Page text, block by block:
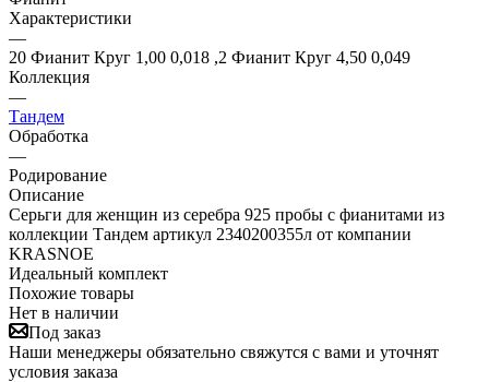
Характеристики
—
20 Фианит Круг 1,00 0,018 ,2 Фианит Круг 4,50 0,049
Коллекция
—
Тандем
Обработка
—
Родирование
Описание
Серьги для женщин из серебра 925 пробы с фианитами из
коллекции Тандем артикул 2340200355л от компании
KRASNOE
Идеальный комплект
Похожие товары
Нет в наличии
Под заказ
Наши менеджеры обязательно свяжутся с вами и уточнят
условия заказа